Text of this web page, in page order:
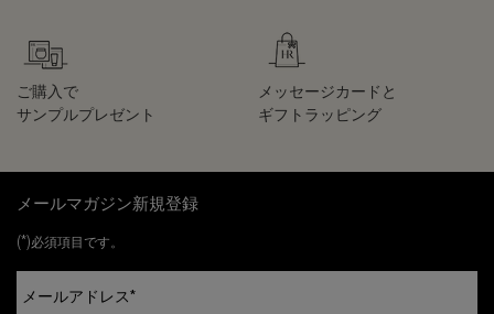
ご購入で
サンプルプレゼント
メッセージカードと
ギフトラッピング
メールマガジン新規登録
(*)必須項目です。
メールアドレス *